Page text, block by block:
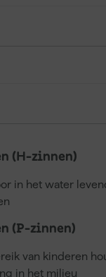
(H-zinnen)
in het water
(P-zinnen)
van kinderen
in het milieu